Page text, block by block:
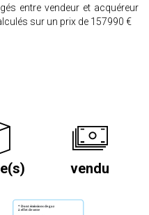
entre vendeur et acquéreur
sur un prix de 157990 €
vendu